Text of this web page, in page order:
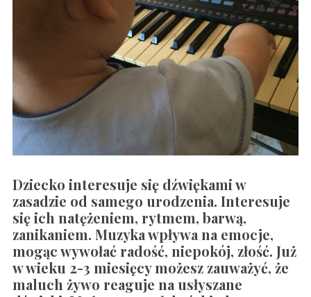
Dziecko interesuje się dźwiękami w
zasadzie od samego urodzenia. Interesuje
się ich natężeniem, rytmem, barwą,
zanikaniem. Muzyka wpływa na emocje,
mogąc wywołać radość, niepokój, złość. Już
w wieku 2-3 miesięcy możesz zauważyć, że
maluch żywo reaguje na usłyszane